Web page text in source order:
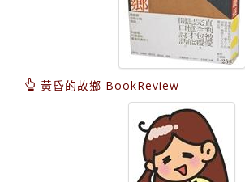
黃昏的故鄉 BookReview